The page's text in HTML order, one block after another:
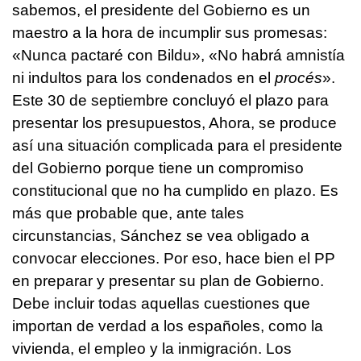
sabemos, el presidente del Gobierno es un
maestro a la hora de incumplir sus promesas:
«Nunca pactaré con Bildu», «No habrá amnistía
ni indultos para los condenados en el procés».
Este 30 de septiembre concluyó el plazo para
presentar los presupuestos, Ahora, se produce
así una situación complicada para el presidente
del Gobierno porque tiene un compromiso
constitucional que no ha cumplido en plazo. Es
más que probable que, ante tales
circunstancias, Sánchez se vea obligado a
convocar elecciones. Por eso, hace bien el PP
en preparar y presentar su plan de Gobierno.
Debe incluir todas aquellas cuestiones que
importan de verdad a los españoles, como la
vivienda, el empleo y la inmigración. Los